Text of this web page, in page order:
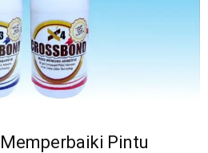
Pintu